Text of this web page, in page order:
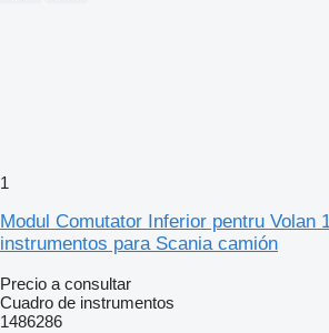
1
Modul Comutator Inferior pentru Volan
instrumentos para Scania camión
Precio a consultar
Cuadro de instrumentos
1486286